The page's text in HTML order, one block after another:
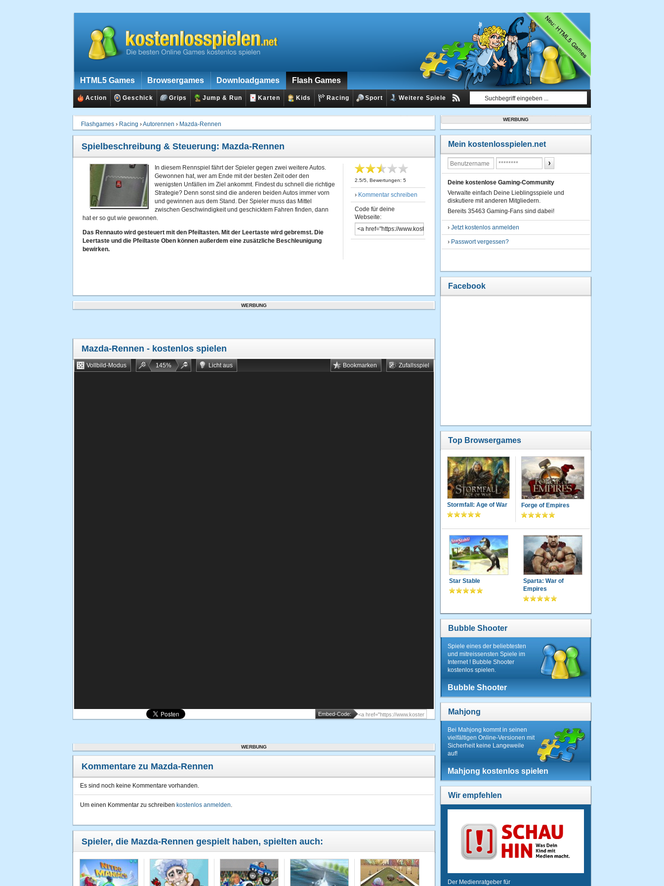
HTML5 Games Browsergames Downloadgames Flash Games
Action Geschick Grips Jump & Run Karten Kids Racing Sport Weitere Spiele
Flashgames › Racing ›Autorennen › Mazda-Rennen
Spielbeschreibung & Steuerung: Mazda-Rennen
In diesem Rennspiel fährt der Spieler gegen zwei weitere Autos.
Gewonnen hat, wer am Ende mit der besten Zeit oder den
wenigsten Unfällen im Ziel ankommt. Findest du schnell die richtige
Strategie? Denn sonst sind die anderen beiden Autos immer vorn
und gewinnen aus dem Stand. Der Spieler muss das Mittel
zwischen Geschwindigkeit und geschicktem Fahren finden, dann
hat er so gut wie gewonnen.
Das Rennauto wird gesteuert mit den Pfeiltasten. Mit der Leertaste wird gebremst. Die
Leertaste und die Pfeiltaste Oben können außerdem eine zusätzliche Beschleunigung
bewirken.
2.5/5 , Bewertungen: 5
› Kommentar schreiben
Code für deine
Webseite:
WERBUNG
Mazda-Rennen - kostenlos spielen
Vollbild-Modus 145% Licht aus Zufallsspiel
Bookmarken
Embed-Code:
WERBUNG
Kommentare zu Mazda-Rennen
Es sind noch keine Kommentare vorhanden.
Um einen Kommentar zu schreiben kostenlos anmelden.
Spieler, die Mazda-Rennen gespielt haben, spielten auch:
WERBUNG
Mein kostenlosspielen.net
Deine kostenlose Gaming-Community
Verwalte einfach Deine Lieblingsspiele und
diskutiere mit anderen Mitgliedern.
Bereits 35463 Gaming-Fans sind dabei!
› Jetzt kostenlos anmelden
› Passwort vergessen?
Facebook
Top Browsergames
Stormfall: Age of War Forge of Empires
Star Stable
Sparta: War of
Empires
Bubble Shooter
Spiele eines der beliebtesten
und mitreissensten Spiele im
Internet ! Bubble Shooter
kostenlos spielen.
Bubble Shooter
Mahjong
Bei Mahjong kommt in seinen
vielfältigen Online-Versionen mit
Sicherheit keine Langeweile
auf!
Mahjong kostenlos spielen
Wir empfehlen
Der Medienratgeber für